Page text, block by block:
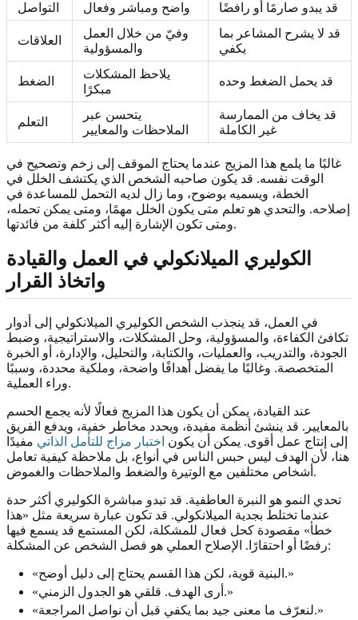
التواصل واضح ومباشر وفعال قد يبدو صارمًا أو رافضًا
العلاقات
وفيّ من خلال العمل
والمسؤولية
قد لا يشرح المشاعر بما
يكفي
الضغط
يلاحظ المشكلات
مبكرًا
قد يحمل الضغط وحده
التعلم
يتحسن عبر
الملاحظات والمعايير
قد يخاف من الممارسة
غير الكاملة
غالبًا ما يلمع هذا المزيج عندما يحتاج الموقف إلى زخم وتصحيح في
الوقت نفسه. قد يكون صاحبه الشخص الذي يكتشف الخلل في
الخطة، ويسميه بوضوح، وما زال لديه التحمل للمساعدة في
إصلاحه. والتحدي هو تعلم متى يكون الخلل مهمًا، ومتى يمكن تحمله،
ومتى تكون الإشارة إليه أكثر كلفة من فائدتها.
الكوليري الميلانكولي في العمل والقيادة
واتخاذ القرار
في العمل، قد ينجذب الشخص الكوليري الميلانكولي إلى أدوار
تكافئ الكفاءة، والمسؤولية، وحل المشكلات، والاستراتيجية، وضبط
الجودة، والتدريب، والعمليات، والكتابة، والتحليل، والإدارة، أو الخبرة
المتخصصة. وغالبًا ما يفضل أهدافًا واضحة، وملكية محددة، وسببًا
وراء العملية.
عند القيادة، يمكن أن يكون هذا المزيج فعالًا لأنه يجمع الحسم
بالمعايير. قد ينشئ أنظمة مفيدة، ويحدد مخاطر خفية، ويدفع الفريق
إلى إنتاج عمل أقوى. يمكن أن يكون اختبار مزاج للتأمل الذاتي مفيدًا
هنا، لأن الهدف ليس حبس الناس في أنواع، بل ملاحظة كيفية تعامل
أشخاص مختلفين مع الوتيرة والضغط والملاحظات والغموض.
تحدي النمو هو النبرة العاطفية. قد تبدو مباشرة الكوليري أكثر حدة
عندما تختلط بجدية الميلانكولي. قد تكون عبارة سريعة مثل «هذا
خطأ» مقصودة كحل فعال للمشكلة، لكن المستمع قد يسمع فيها
رفضًا أو احتقارًا. الإصلاح العملي هو فصل الشخص عن المشكلة:
«البنية قوية، لكن هذا القسم يحتاج إلى دليل أوضح.»
«أرى الهدف. قلقي هو الجدول الزمني.»
«لنعرّف ما معنى جيد بما يكفي قبل أن نواصل المراجعة.»